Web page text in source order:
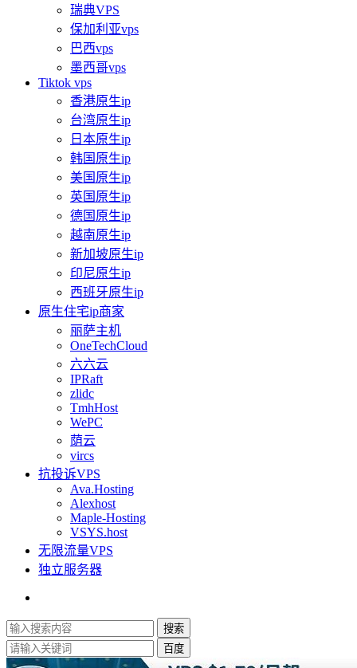
瑞典VPS
保加利亚vps
巴西vps
墨西哥vps
Tiktok vps
香港原生ip
台湾原生ip
日本原生ip
韩国原生ip
美国原生ip
英国原生ip
德国原生ip
越南原生ip
新加坡原生ip
印尼原生ip
西班牙原生ip
原生住宅ip商家
丽萨主机
OneTechCloud
六六云
IPRaft
zlidc
TmhHost
WePC
荫云
vircs
抗投诉VPS
Ava.Hosting
Alexhost
Maple-Hosting
VSYS.host
无限流量VPS
独立服务器